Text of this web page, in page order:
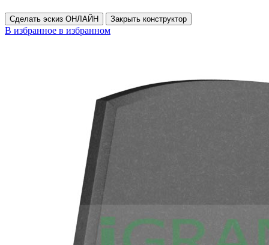
Сделать эскиз ОНЛАЙН Закрыть конструктор
В избранное в избранном